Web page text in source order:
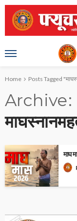
Home Posts Tagged
Archive
माघ